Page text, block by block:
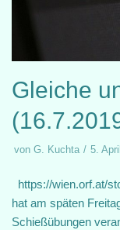
Gleiche
von G. Kuchta 5.
https://wien.orf.at/
hat am späten
Schießübungen